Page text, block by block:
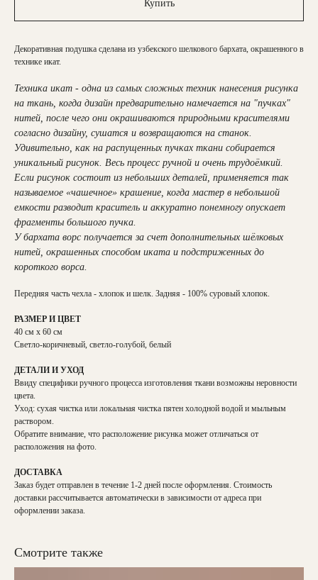
Купить
Декоративная подушка сделана из узбекского шелкового бархата, окрашенного в
технике икат.
Техника икат - одна из самых сложных техник нанесения рисунка
на ткань, когда дизайн предварительно намечается на "пучках"
нитей, после чего они окрашиваются природными красителями
согласно дизайну, сушатся и возвращаются на станок.
Удивительно, как на распущенных пучках ткани собирается
уникальный рисунок. Весь процесс ручной и очень трудоёмкий.
Если рисунок состоит из небольших деталей, применяется так
называемое «чашечное» крашение, когда мастер в небольшой
емкости разводит краситель и аккуратно понемногу опускает
фрагменты большого пучка.
У бархата ворс получается за счет дополнительных шёлковых
нитей, окрашенных способом иката и подстриженных до
короткого ворса.
Передняя часть чехла - хлопок и шелк. Задняя - 100% суровый хлопок.
РАЗМЕР И ЦВЕТ
40 см х 60 см
Светло-коричневый, светло-голубой, белый
ДЕТАЛИ И УХОД
Ввиду специфики ручного процесса изготовления ткани возможны неровности
цвета.
Уход: сухая чистка или локальная чистка пятен холодной водой и мыльным
раствором.
Обратите внимание, что расположение рисунка может отличаться от
расположения на фото.
ДОСТАВКА
Заказ будет отправлен в течение 1-2 дней после оформления. Стоимость
доставки рассчитывается автоматически в зависимости от адреса при
оформлении заказа.
Смотрите также